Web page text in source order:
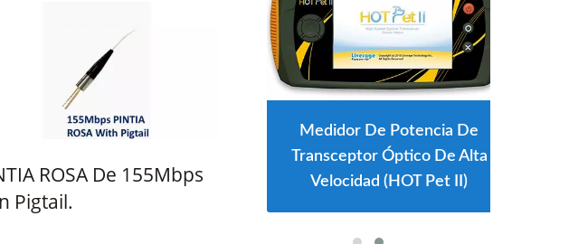
ROSA De 155Mbps
Pigtail.
Ibert X1 Mini
Medidor De Potencia De
Transceptor Óptico De Alta
Velocidad (HOT Pet II)